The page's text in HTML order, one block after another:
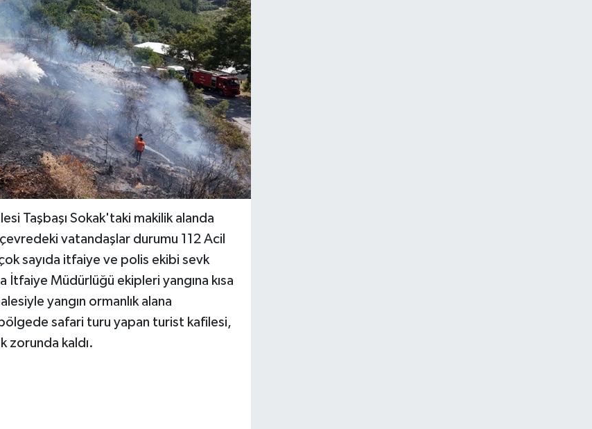
Taşbaşı Sokak'taki makilik alanda
vatandaşlar durumu 112 Acil
sayıda itfaiye ve polis ekibi sevk
Müdürlüğü ekipleri yangına kısa
yangın ormanlık alana
bölgede safari turu yapan turist kafilesi,
zorunda kaldı.